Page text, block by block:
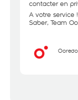
contacter en
A votre service !
Saber, Team